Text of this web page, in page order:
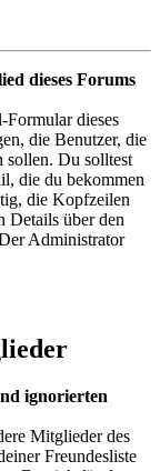
dieses Forums
Formular dieses
die Benutzer, die
sollen. Du solltest
die du bekommen
die Kopfzeilen
Details über den
Administrator
ignorierten
Mitglieder des
Freundesliste